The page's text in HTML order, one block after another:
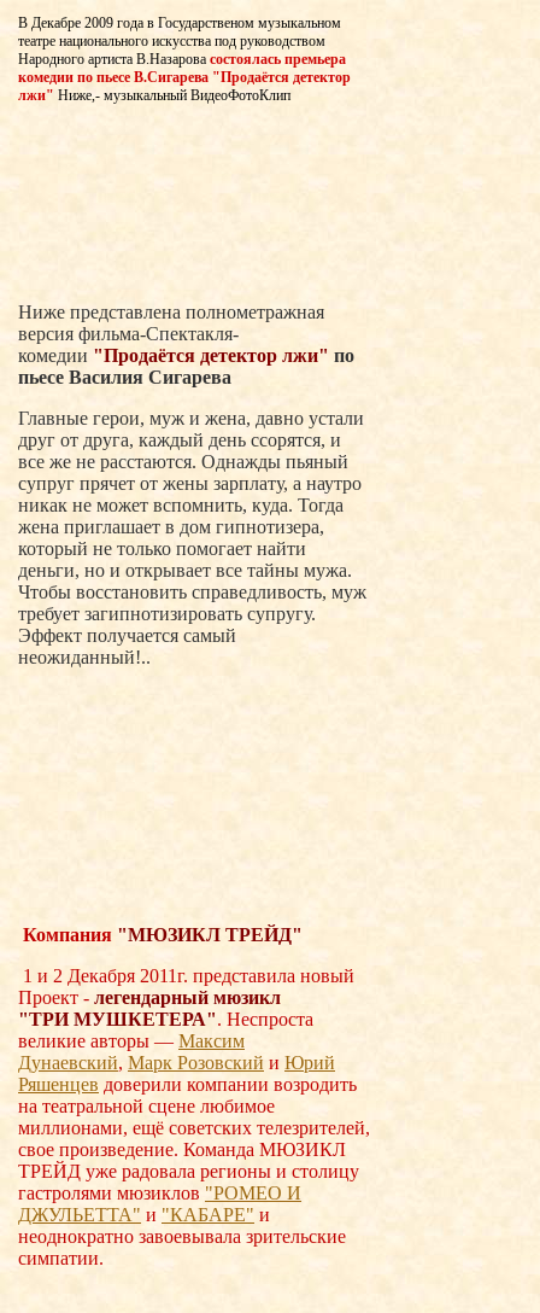
В Декабре 2009 года в Государственом музыкальном
театре национального искусства под руководством
Народного артиста В.Назарова состоялась премьера
комедии по пьесе В.Сигарева "Продаётся детектор
лжи" Ниже,- музыкальный ВидеоФотоКлип
Ниже представлена полнометражная
версия фильма-Спектакля-
комедии "Продаётся детектор лжи" по
пьесе Василия Сигарева
Главные герои, муж и жена, давно устали
друг от друга, каждый день ссорятся, и
все же не расстаются. Однажды пьяный
супруг прячет от жены зарплату, а наутро
никак не может вспомнить, куда. Тогда
жена приглашает в дом гипнотизера,
который не только помогает найти
деньги, но и открывает все тайны мужа.
Чтобы восстановить справедливость, муж
требует загипнотизировать супругу.
Эффект получается самый
неожиданный!..
Компания "МЮЗИКЛ ТРЕЙД"
1 и 2 Декабря 2011г. представила новый
Проект - легендарный мюзикл
"ТРИМУШКЕТЕРА". Неспроста
великие авторы —Максим
Дунаевский, Марк Розовский и Юрий
Ряшенцев доверили компании возродить
на театральной сцене любимое
миллионами, ещё советских телезрителей,
свое произведение. Команда МЮЗИКЛ
ТРЕЙД уже радовала регионы и столицу
гастролями мюзиклов "РОМЕО И
ДЖУЛЬЕТТА" и "КАБАРЕ" и
неоднократно завоевывала зрительские
симпатии.